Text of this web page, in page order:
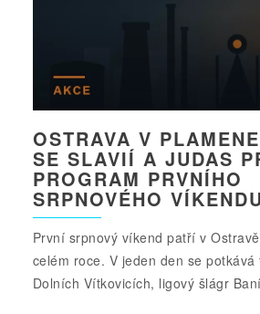
OSTRAVA V
SE SLAVIÍ A JUDAS
PROGRAM PRVNÍHO
SRPNOVÉHO VÍKENDU
První srpnový víkend patří v
celém roce. V jeden den se
Dolních Vítkovicích, ligový šlágr